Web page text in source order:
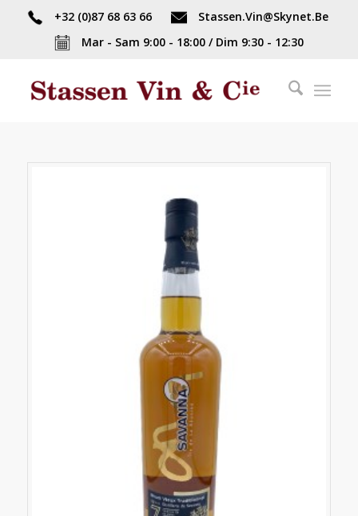
+32 (0)87 68 63 66
Stassen.Vin@Skynet.Be
Mar - Sam 9:00 - 18:00 / Dim 9:30 - 12:30